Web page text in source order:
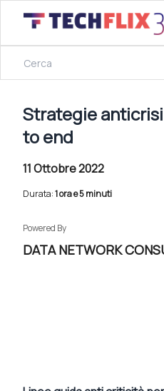
Strategie anticrisi: come
Strategie
to end
11 Ottobre 2022
Durata:1 ora e 5 minuti
Powered By
DATA NETWORK